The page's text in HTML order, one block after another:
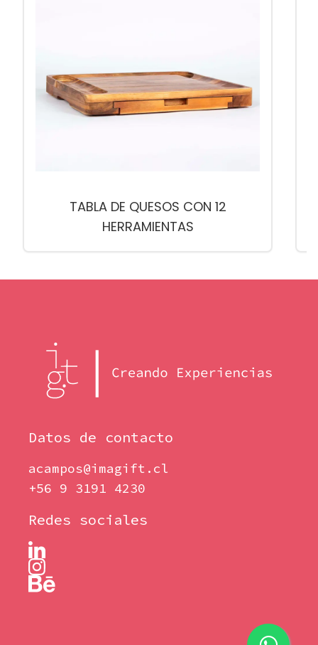
TABLA DE QUESOS CON 12
HERRAMIENTAS
Datos de contacto
acampos@imagift.cl
+56 9 3191 4230
Redes sociales